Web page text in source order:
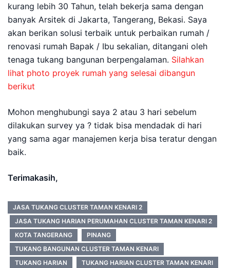
kurang lebih 30 Tahun, telah bekerja sama dengan
banyak Arsitek di Jakarta, Tangerang, Bekasi. Saya
akan berikan solusi terbaik untuk perbaikan rumah /
renovasi rumah Bapak / Ibu sekalian, ditangani oleh
tenaga tukang bangunan berpengalaman. Silahkan
lihat photo proyek rumah yang selesai dibangun
berikut
Mohon menghubungi saya 2 atau 3 hari sebelum
dilakukan survey ya ? tidak bisa mendadak di hari
yang sama agar manajemen kerja bisa teratur dengan
baik.
Terimakasih,
JASA TUKANG CLUSTER TAMAN KENARI 2
JASA TUKANG HARIAN PERUMAHAN CLUSTER TAMAN KENARI 2
KOTA TANGERANG
PINANG
TUKANG BANGUNAN CLUSTER TAMAN KENARI
TUKANG HARIAN
TUKANG HARIAN CLUSTER TAMAN KENARI